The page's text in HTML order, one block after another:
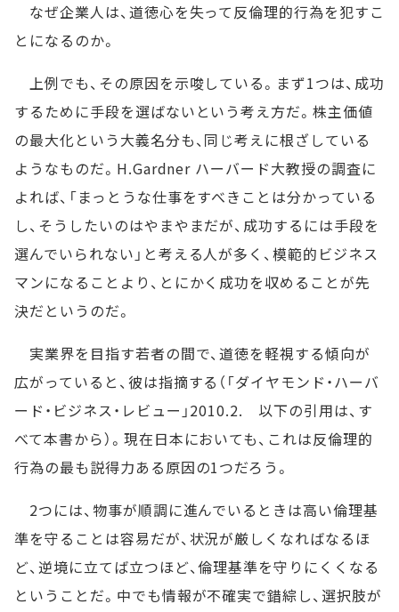
なぜ企業人は、道徳心を失って反倫理的行為を犯すこ
とになるのか。
上例でも、その原因を示唆している。まず1つは、成功
するために手段を選ばないという考え方だ。株主価値
の最大化という大義名分も、同じ考えに根ざしている
ようなものだ。H.Gardner ハーバード大教授の調査に
よれば、「まっとうな仕事をすべきことは分かっている
し、そうしたいのはやまやまだが、成功するには手段を
選んでいられない」と考える人が多く、模範的ビジネス
マンになることより、とにかく成功を収めることが先
決だというのだ。
実業界を目指す若者の間で、道徳を軽視する傾向が
広がっていると、彼は指摘する（「ダイヤモンド・ハーバ
ード・ビジネス・レビュー」2010.2. 以下の引用は、す
べて本書から）。現在日本においても、これは反倫理的
行為の最も説得力ある原因の1つだろう。
2つには、物事が順調に進んでいるときは高い倫理基
準を守ることは容易だが、状況が厳しくなればなるほ
ど、逆境に立てば立つほど、倫理基準を守りにくくなる
ということだ。中でも情報が不確実で錯綜し、選択肢が